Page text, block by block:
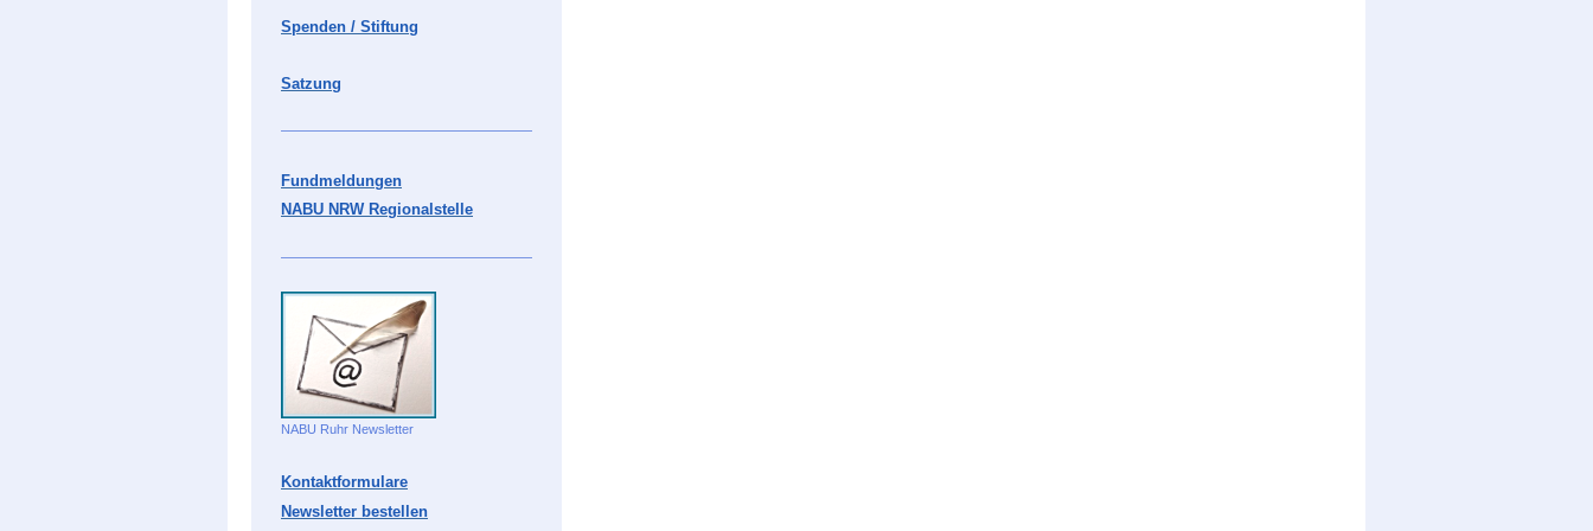
Spenden / Stiftung
Satzung
Fundmeldungen
NABU NRW Regionalstelle
NABU Ruhr Newsletter
Kontaktformulare
Newsletter bestellen